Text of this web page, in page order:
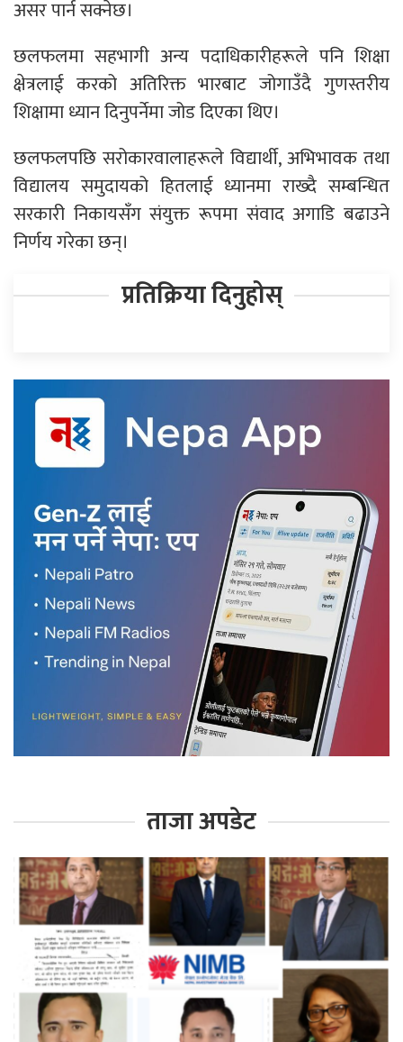
असर पार्न सक्नेछ।
छलफलमा सहभागी अन्य पदाधिकारीहरूले पनि शिक्षा
क्षेत्रलाई करको अतिरिक्त भारबाट जोगाउँदै गुणस्तरीय
शिक्षामा ध्यान दिनुपर्नेमा जोड दिएका थिए।
छलफलपछि सरोकारवालाहरूले विद्यार्थी, अभिभावक तथा
विद्यालय समुदायको हितलाई ध्यानमा राख्दै सम्बन्धित
सरकारी निकायसँग संयुक्त रूपमा संवाद अगाडि बढाउने
निर्णय गरेका छन्।
प्रतिक्रिया दिनुहोस्
ताजा अपडेट